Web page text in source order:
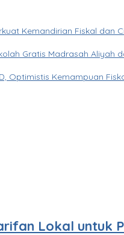
Kemandirian Fiskal dan
Gratis Madrasah Aliyah
Optimistis Kemampuan
Lokal